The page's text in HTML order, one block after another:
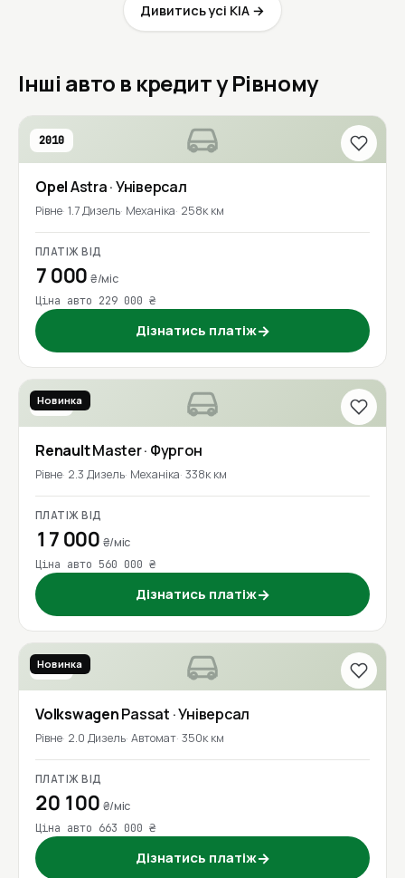
Дивитись усі KIA →
Інші авто в кредит у Рівному
2010
OpelAstra· Універсал
Рівне 1.7 Дизель Механіка 258к км
ПЛАТІЖ ВІД
7 000₴/міс
Ціна авто 229 000 ₴
Дізнатись платіж→
2017
Новинка
RenaultMaster· Фургон
Рівне 2.3 Дизель Механіка 338к км
ПЛАТІЖ ВІД
17 000 ₴/міс
Ціна авто 560 000 ₴
Дізнатись платіж→
2016
Новинка
VolkswagenPassat · Універсал
Рівне 2.0 Дизель Автомат 350к км
ПЛАТІЖ ВІД
20 100 ₴/міс
Ціна авто 663 000 ₴
Дізнатись платіж→